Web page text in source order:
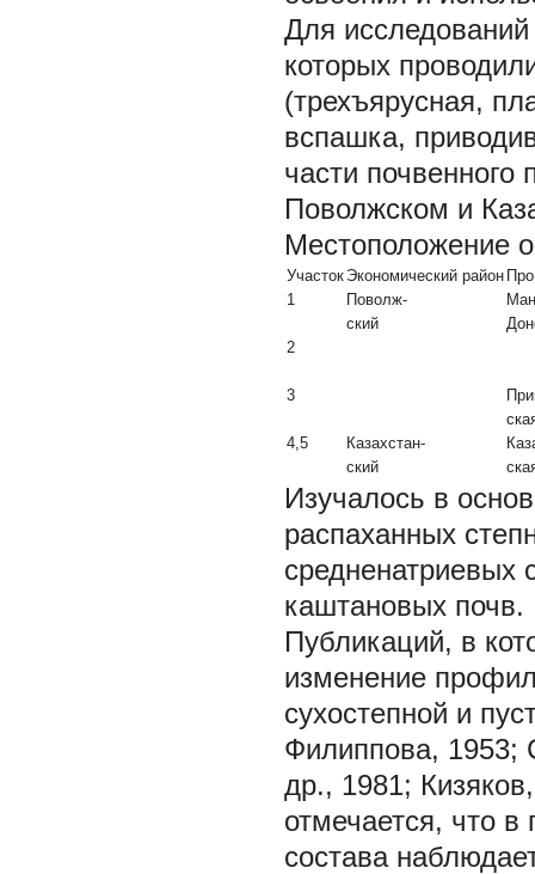
Для
которых
(трехъярусная,
вспашка,
части
Поволжском и
Местоположение
Участок Экономический район
1
Поволж-
ский
2
3
4,5
Казахстан-
ский
Изучалось в
распаханных
средненатриевых
каштановых почв.
Публикаций, в
изменение
сухостепной и
Филиппова, 1953;
др., 1981;
отмечается, что в
состава